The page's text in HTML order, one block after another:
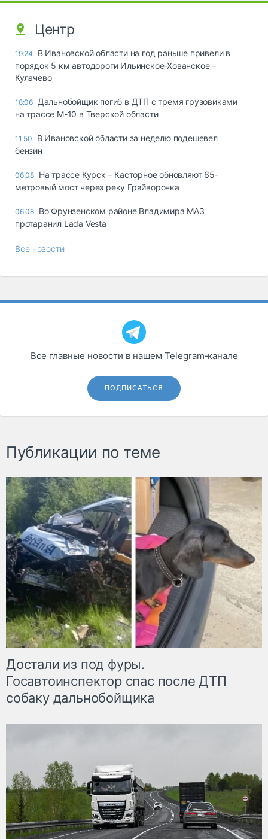
Центр
19:24
В Ивановской области на год раньше привели в
порядок 5 км автодороги Ильинское-Хованское –
Кулачево
18:06 Дальнобойщик погиб в ДТП с тремя грузовиками
на трассе М-10 в Тверской области
11:50
В Ивановской области за неделю подешевел
бензин
06.08 На трассе Курск – Касторное обновляют 65-
метровый мост через реку Грайворонка
06.08 Во Фрунзенском районе Владимира МАЗ
протаранил Lada Vesta
Все новости
Все главные новости в нашем Telegram‑канале
ПОДПИСАТЬСЯ
Публикации по теме
Достали из под фуры.
Госавтоинспектор спас после ДТП
собаку дальнобойщика